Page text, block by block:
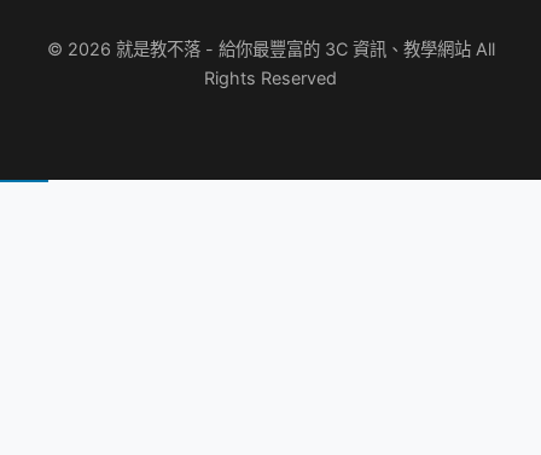
© 2026 就是教不落 - 給你最豐富的 3C 資訊、教學網站 All
Rights Reserved